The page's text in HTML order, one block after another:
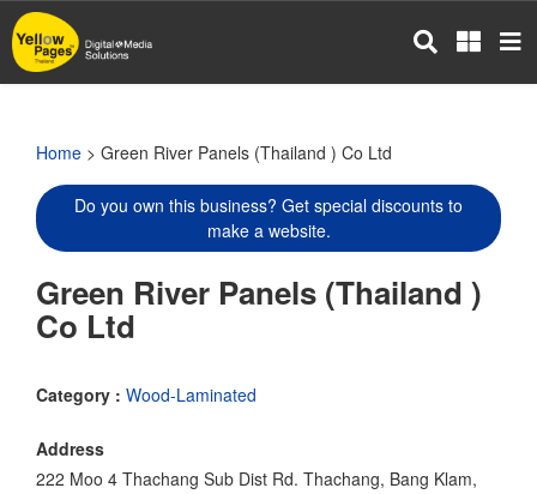
Skip
to
main
Home > Green River Panels (Thailand ) Co Ltd
Do you own this business? Get special discounts to
make a website.
Green River Panels (Thailand )
Co Ltd
Category : Wood-Laminated
Address
222 Moo 4 Thachang Sub Dist Rd. Thachang, Bang Klam,